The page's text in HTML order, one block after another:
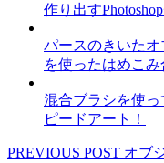
作り出す
パースのきいたオ
を使ったはめこみ
混合ブラシを使っ
ピードアート！
PREVIOUS POST オブ